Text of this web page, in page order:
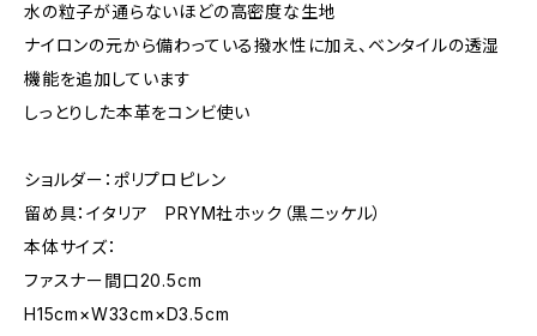
水の粒子が通らないほどの高密度な生地
ナイロンの元から備わっている撥水性に加え、ベンタイルの透湿
機能を追加しています
しっとりした本革をコンビ使い
ショルダー：ポリプロピレン
留め具：イタリア PRYM社ホック（黒ニッケル）
本体サイズ：
ファスナー間口20.5cm
H15cm×W33cm×D3.5cm